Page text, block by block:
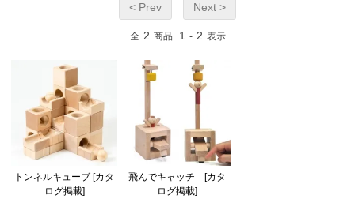
< Prev Next >
全 2 商品 1 - 2 表示
トンネルキューブ [カタ
ログ掲載]
飛んでキャッチ [カタ
ログ掲載]